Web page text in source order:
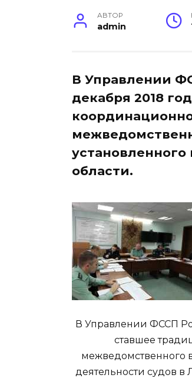
АВТОР
admin
В Управлении
декабря 2018
области.
В Управлении ФССП
ставшее
межведомственного
деятельности судов